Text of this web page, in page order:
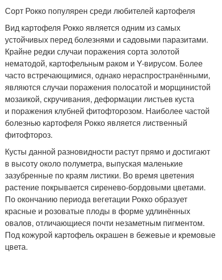
Сорт Рокко популярен среди любителей картофеля
Вид картофеля Рокко является одним из самых
устойчивых перед болезнями и садовыми паразитами.
Крайне редки случаи поражения сорта золотой
нематодой, картофельным раком и Y-вирусом. Более
часто встречающимися, однако нераспространёнными,
являются случаи поражения полосатой и морщинистой
мозаикой, скручивания, деформации листьев куста
и поражения клубней фитофторозом. Наиболее частой
болезнью картофеля Рокко является лиственный
фитофтороз.
Кусты данной разновидности растут прямо и достигают
в высоту около полуметра, выпуская маленькие
зазубренные по краям листики. Во время цветения
растение покрывается сиренево-бордовыми цветами.
По окончанию периода вегетации Рокко образует
красные и розоватые плоды в форме удлинённых
овалов, отличающиеся почти незаметным пигментом.
Под кожурой картофель окрашен в бежевые и кремовые
цвета.